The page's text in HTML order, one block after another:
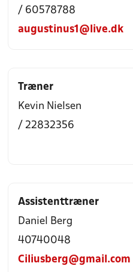
/ 60578788
augustinus1@live.dk
Træner
Kevin Nielsen
/ 22832356
Assistenttræner
Daniel Berg
40740048
Ciliusberg@gmail.com